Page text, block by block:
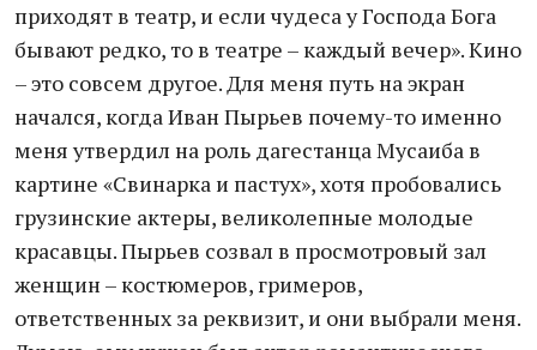
приходят в театр, и если чудеса у Господа Бога
бывают редко, то в театре – каждый вечер». Кино
– это совсем другое. Для меня путь на экран
начался, когда Иван Пырьев почему-то именно
меня утвердил на роль дагестанца Мусаиба в
картине «Свинарка и пастух», хотя пробовались
грузинские актеры, великолепные молодые
красавцы. Пырьев созвал в просмотровый зал
женщин – костюмеров, гримеров,
ответственных за реквизит, и они выбрали меня.